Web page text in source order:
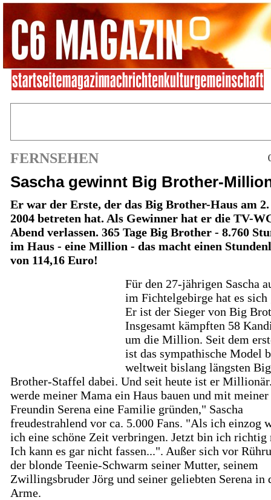
FERNSEHEN
Sascha gewinnt Big Brother-
Er war der Erste, der das Big Brother-Haus am
2004 betreten hat. Als Gewinner hat er die TV-
Abend verlassen. 365 Tage Big Brother - 8.760
im Haus - eine Million - das macht einen
von 114,16 Euro!
Für den 27-jährigen Sascha
im Fichtelgebirge hat es sich
Er ist der Sieger von Big
Insgesamt kämpften 58
um die Million. Seit dem
ist das sympathische Model
weltweit bislang längsten Big
Brother-Staffel dabei. Und seit heute ist er
werde meiner Mama ein Haus bauen und mit meiner
Freundin Serena eine Familie gründen," Sascha
freudestrahlend vor ca. 5.000 Fans. "Als ich einzog
ich eine schöne Zeit verbringen. Jetzt bin ich richtig
Ich kann es gar nicht fassen...". Außer sich vor
der blonde Teenie-Schwarm seiner Mutter, seinem
Zwillingsbruder Jörg und seiner geliebten Serena in
Arme.